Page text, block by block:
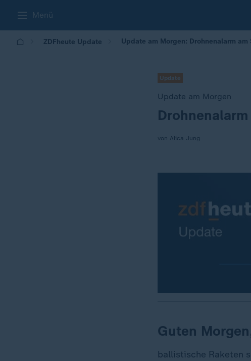
Menü
ZDFheute Update Update am Morgen: Drohnenalarm am
Update
Update am Morgen
:
von Alica Jung
Guten
ballistische Raketen